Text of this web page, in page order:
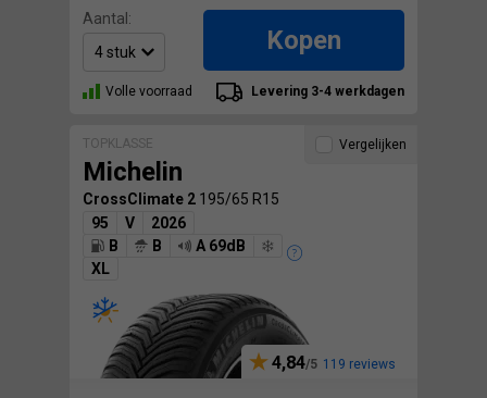
Aantal:
Kopen
Volle voorraad Levering 3-4 werkdagen
TOPKLASSE
Michelin
CrossClimate 2 195/65 R15
95
V
2026
B
B
A 69dB
XL
4,84 119 reviews
Vergelijken